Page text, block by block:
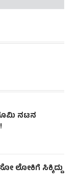
ನಟನ
ಲೋಕಿಗೆ ಸಿಕ್ಕಿದ್ದು